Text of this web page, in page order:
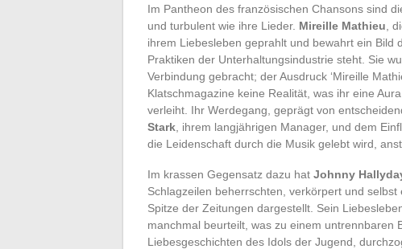
Im Pantheon des französischen Chansons sind
und turbulent wie ihre Lieder. Mireille Mathieu ,
ihrem Liebesleben geprahlt und bewahrt ein Bild
Praktiken der Unterhaltungsindustrie steht. Sie
Verbindung gebracht; der Ausdruck ‘Mireille
Klatschmagazine keine Realität, was ihr eine
verleiht. Ihr Werdegang, geprägt von
Stark , ihrem langjährigen Manager, und dem
die Leidenschaft durch die Musik gelebt wird,
Im krassen Gegensatz dazu hat Johnny
Schlagzeilen beherrschten, verkörpert und
Spitze der Zeitungen dargestellt. Sein
manchmal beurteilt, was zu einem untrennbaren
Liebesgeschichten des Idols der Jugend,